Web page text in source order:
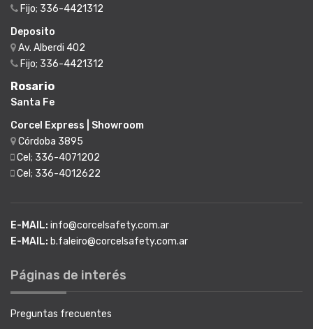
Fijo; 336-4421312
Deposito
Av. Alberdi 402
Fijo; 336-4421312
Rosario
Santa Fe
Corcel Express | Showroom
Córdoba 3895
Cel; 336-4071202
Cel; 336-4012622
E-MAIL: info@corcelsafety.com.ar
E-MAIL: b.faleiro@corcelsafety.com.ar
Páginas de interés
Preguntas frecuentes